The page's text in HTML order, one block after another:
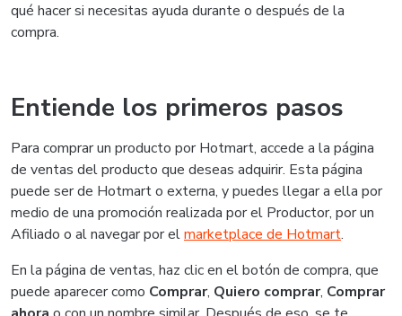
qué hacer si necesitas ayuda durante o después de la
compra.
Entiende los primeros pasos
Para comprar un producto por Hotmart, accede a la página
de ventas del producto que deseas adquirir. Esta página
puede ser de Hotmart o externa, y puedes llegar a ella por
medio de una promoción realizada por el Productor, por un
Afiliado o al navegar por elmarketplace de Hotmart.
En la página de ventas, haz clic en el botón de compra, que
puede aparecer como Comprar, Quiero comprar, Comprar